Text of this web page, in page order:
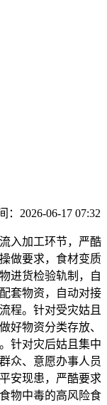
： 2026-06-17 07:32
入加工环节，严酷
做要求，食材变质
进货检验轨制，自
套物资，自动对接
程。针对受灾姑且
好物资分类存放、
针对灾后姑且集中
众、意愿办事人员
安现患，严酷要求
物中毒的高风险食